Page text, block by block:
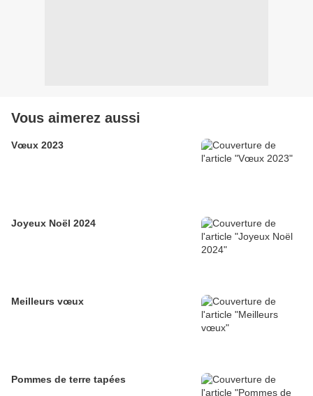
Vous aimerez aussi
Vœux 2023
Joyeux Noël 2024
Meilleurs vœux
Pommes de terre tapées